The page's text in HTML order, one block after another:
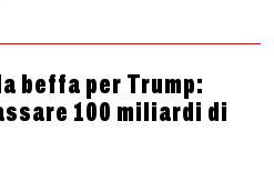
beffa per Trump:
100 miliardi di